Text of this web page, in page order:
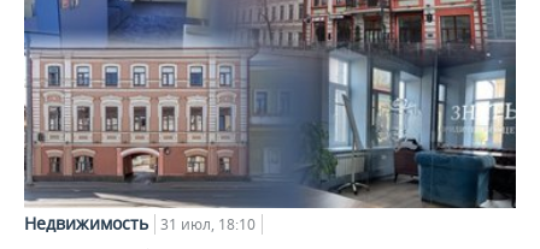
Недвижимость 31 июл, 18:10